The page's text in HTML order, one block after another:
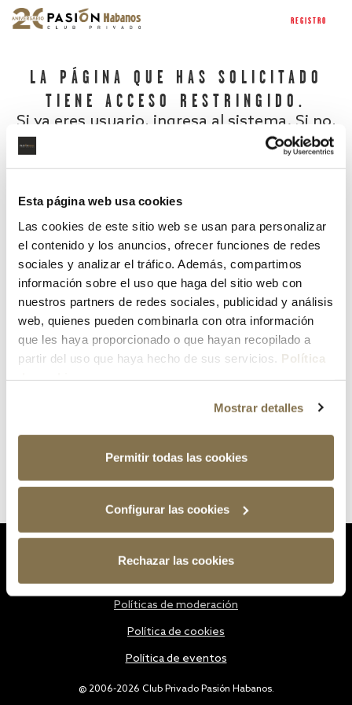
Esta página web usa cookies
Las cookies de este sitio web se usan para personalizar
el contenido y los anuncios, ofrecer funciones de redes
sociales y analizar el tráfico. Además, compartimos
información sobre el uso que haga del sitio web con
nuestros partners de redes sociales, publicidad y análisis
web, quienes pueden combinarla con otra información
que les haya proporcionado o que hayan recopilado a
partir del uso que haya hecho de sus servicios. Política
Mostrar detalles
Permitir todas las cookies
Configurar las cookies
Rechazar las cookies
REGISTRO
LA PÁGINA QUE HAS SOLICITADO
TIENE ACCESO RESTRINGIDO.
Si ya eres usuario, ingresa al sistema. Si no,
¿Has olvidado tu contraseña?
@ 2006-2026 Club Privado Pasión Habanos.
Políticas de moderación
Política de cookies
Política de eventos